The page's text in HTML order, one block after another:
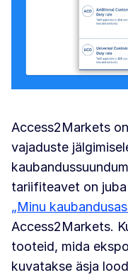
Access2Markets
vajaduste
tariifiteavet on
„Minu
Access2Markets.
tooteid, mida
kuvatakse äsja